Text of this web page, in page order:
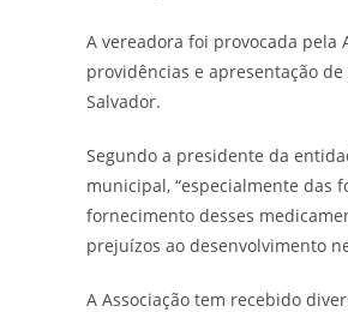
A vereadora foi provocada pela
providências e apresentação
Salvador.
Segundo a presidente da
municipal, “especialmente das
fornecimento desses
prejuízos ao desenvolvimento
A Associação tem recebido